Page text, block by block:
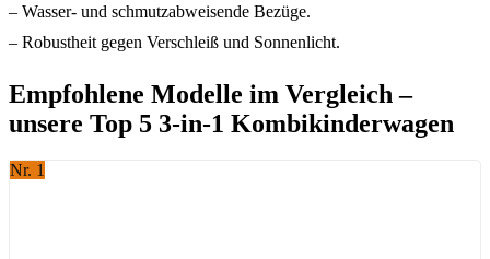
– Wasser- und schmutzabweisende Bezüge.
– Robustheit gegen Verschleiß und Sonnenlicht.
Empfohlene Modelle im Vergleich –
unsere Top 5 3-in-1 Kombikinderwagen
Nr. 1